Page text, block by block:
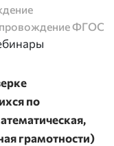
ФГОС
по
грамотности)